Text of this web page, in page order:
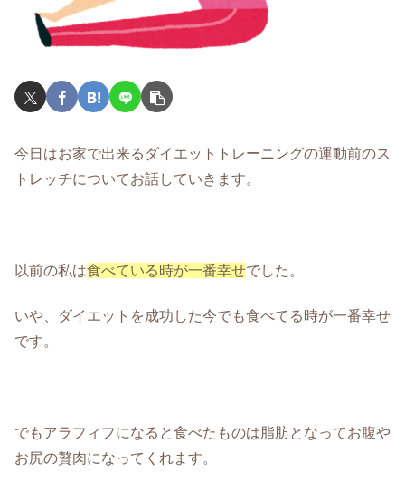
今日はお家で出来るダイエットトレーニングの運動前のス
トレッチについてお話していきます。
以前の私は食べている時が一番幸せでした。
いや、ダイエットを成功した今でも食べてる時が一番幸せ
です。
でもアラフィフになると食べたものは脂肪となってお腹や
お尻の贅肉になってくれます。